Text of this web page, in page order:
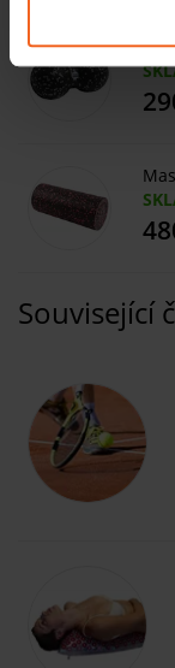
Související